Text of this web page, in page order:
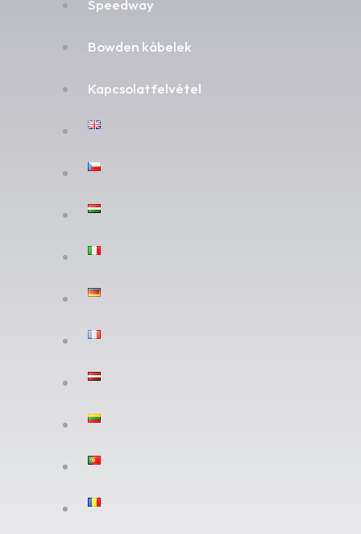
Speedway
Bowden kábelek
Kapcsolatfelvétel